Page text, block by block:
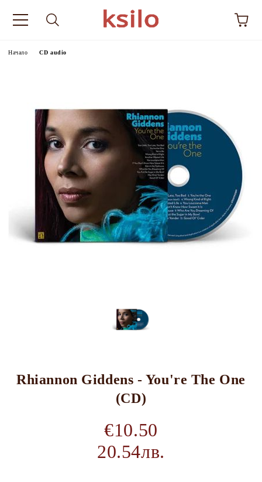
Начало CD audio
Rhiannon Giddens - You're The One
(CD)
€10.50
20.54лв.